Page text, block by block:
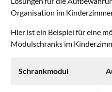
Organisation im
Hier ist ein Beispiel für eine
Modulschranks im
Schrankmodul